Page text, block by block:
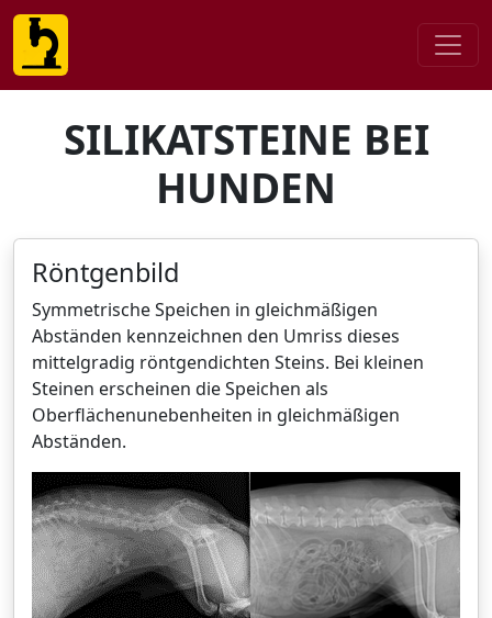
SILIKATSTEINE BEI
HUNDEN
Röntgenbild
Symmetrische Speichen in gleichmäßigen
Abständen kennzeichnen den Umriss dieses
mittelgradig röntgendichten Steins. Bei kleinen
Steinen erscheinen die Speichen als
Oberflächenunebenheiten in gleichmäßigen
Abständen.